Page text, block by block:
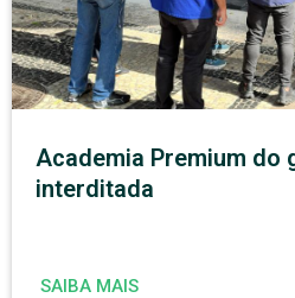
Academia Premium do
interditada
SAIBA MAIS